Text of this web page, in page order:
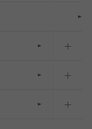
）
）